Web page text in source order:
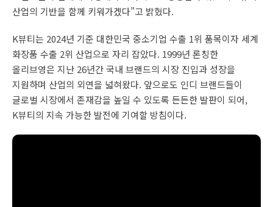
산업의 기반을 함께 키워가겠다”고 밝혔다.
K뷰티는 2024년 기준 대한민국 중소기업 수출 1위 품목이자 세계
화장품 수출 2위 산업으로 자리 잡았다. 1999년 론칭한
올리브영은 지난 26년간 국내 브랜드의 시장 진입과 성장을
지원하며 산업의 외연을 넓혀왔다. 앞으로도 인디 브랜드들이
글로벌 시장에서 존재감을 높일 수 있도록 든든한 발판이 되어,
K뷰티의 지속 가능한 발전에 기여할 방침이다.